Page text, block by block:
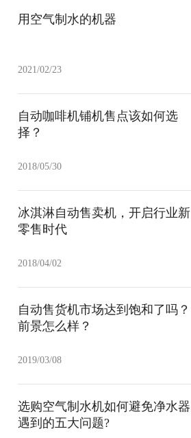
用空气制水的机器
2021/02/23
自动咖啡机铺机售点该如何选
择？
2018/05/30
冰淇淋自动售卖机，开启行业新
零售时代
2018/04/02
自动售货机市场达到饱和了吗？
前景怎么样？
2019/03/08
选购空气制水机如何避免净水器
遇到的五大问题?